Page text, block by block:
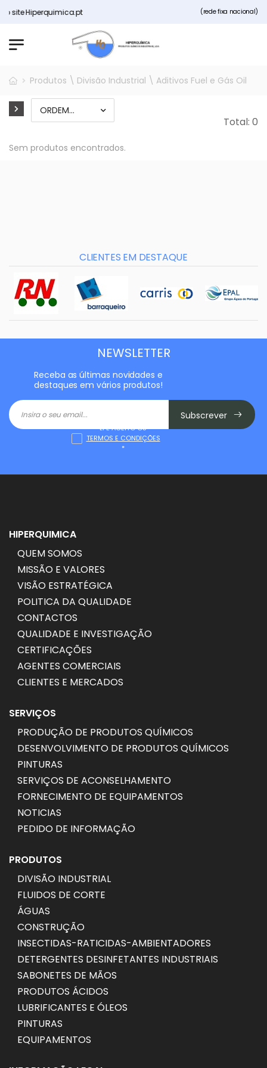
site Hiperquimica.pt (rede fixa nacional)
Produtos \ Divisão Industrial \ Aditivos Fuel e Gás Oil
Total: 0
Sem produtos encontrados.
CLIENTES EM DESTAQUE
NEWSLETTER
Receba as últimas novidades e
destaques em vários produtos!
Subscrever
LI E ACEITO OS
TERMOS E CONDIÇÕES
*
HIPERQUIMICA
QUEM SOMOS
MISSÃO E VALORES
VISÃO ESTRATÉGICA
POLITICA DA QUALIDADE
CONTACTOS
QUALIDADE E INVESTIGAÇÃO
CERTIFICAÇÕES
AGENTES COMERCIAIS
CLIENTES E MERCADOS
SERVIÇOS
PRODUÇÃO DE PRODUTOS QUÍMICOS
DESENVOLVIMENTO DE PRODUTOS QUÍMICOS
PINTURAS
SERVIÇOS DE ACONSELHAMENTO
FORNECIMENTO DE EQUIPAMENTOS
NOTICIAS
PEDIDO DE INFORMAÇÃO
PRODUTOS
DIVISÃO INDUSTRIAL
FLUIDOS DE CORTE
ÁGUAS
CONSTRUÇÃO
INSECTIDAS-RATICIDAS-AMBIENTADORES
DETERGENTES DESINFETANTES INDUSTRIAIS
SABONETES DE MÃOS
PRODUTOS ÁCIDOS
LUBRIFICANTES E ÓLEOS
PINTURAS
EQUIPAMENTOS